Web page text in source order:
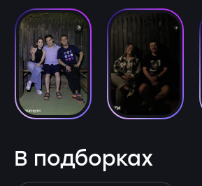
В подборках